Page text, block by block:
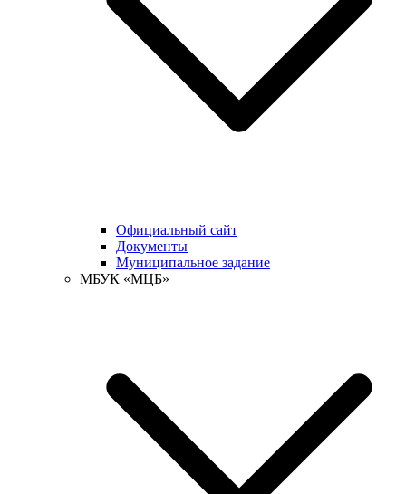
Официальный сайт
Документы
Муниципальное задание
МБУК «МЦБ»